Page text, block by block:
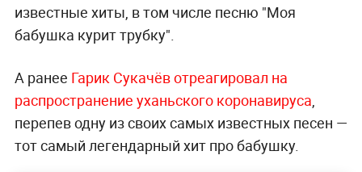
известные хиты, в том числе песню "Моя
бабушка курит трубку".
А ранее Гарик Сукачёв отреагировал на
распространение уханьского коронавируса
перепев одну из своих самых известных песен —
тот самый легендарный хит про бабушку.